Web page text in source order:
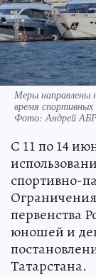
Меры направлены
время спортивных
Фото:Андрей
С 11 по 14
спортивно-
первенства
юношей и
Татарстана.